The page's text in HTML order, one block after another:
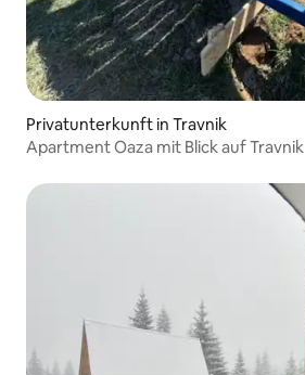
Privatunterkunft in Travnik
Apartment Oaza mit Blick auf Travnik